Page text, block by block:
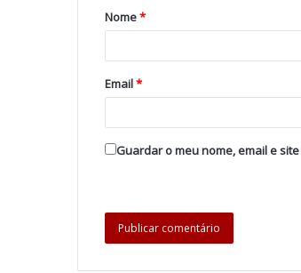
Nome*
Email*
Guardar o meu nome, email e